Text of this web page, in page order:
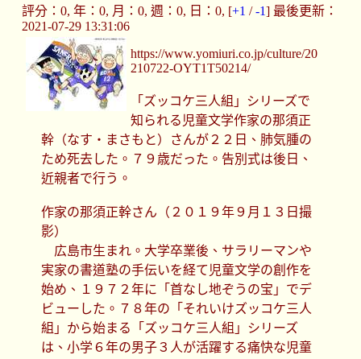
評分：0, 年：0, 月：0, 週：0, 日：0, [+1 /-1] 最後更新：
2021-07-29 13:31:06
https://www.yomiuri.co.jp/culture/20
210722-OYT1T50214/
「ズッコケ三人組」シリーズで
知られる児童文学作家の那須正
幹（なす・まさもと）さんが２２日、肺気腫の
ため死去した。７９歳だった。告別式は後日、
近親者で行う。
作家の那須正幹さん（２０１９年９月１３日撮
影）
広島市生まれ。大学卒業後、サラリーマンや
実家の書道塾の手伝いを経て児童文学の創作を
始め、１９７２年に「首なし地ぞうの宝」でデ
ビューした。７８年の「それいけズッコケ三人
組」から始まる「ズッコケ三人組」シリーズ
は、小学６年の男子３人が活躍する痛快な児童